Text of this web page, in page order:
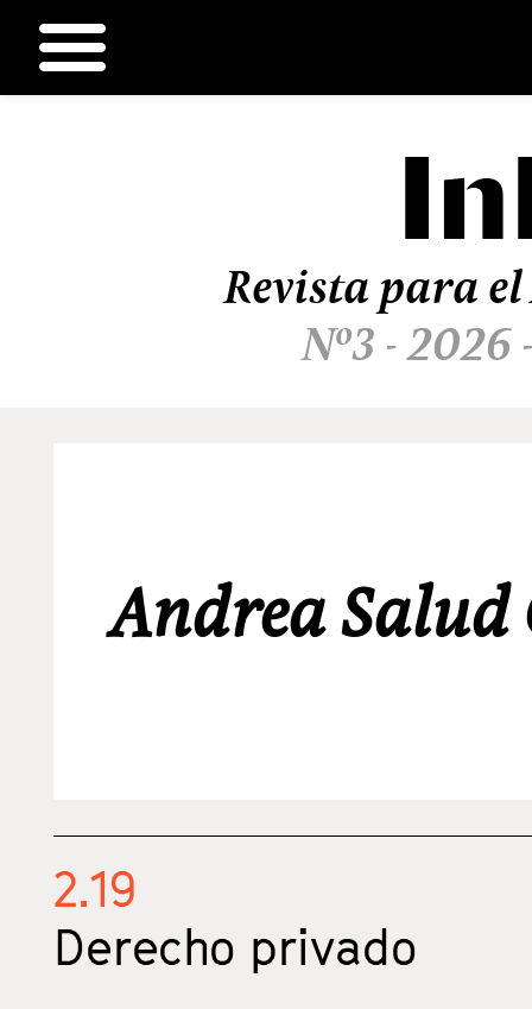
Revista para
Nº3 - 2026
Andrea Salud
2.19
Derecho privado